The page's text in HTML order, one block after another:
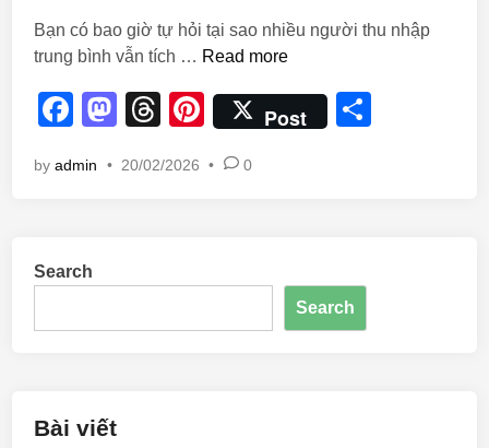
Bạn có bao giờ tự hỏi tại sao nhiều người thu nhập
trung bình vẫn tích … Read more
F
c
o
M
st
o
T
e
s
Pi
er
Post
byadmin • 20/02/2026 • 0
Search
Search
Bài viết